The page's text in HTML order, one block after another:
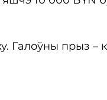
Галоўны прыз –